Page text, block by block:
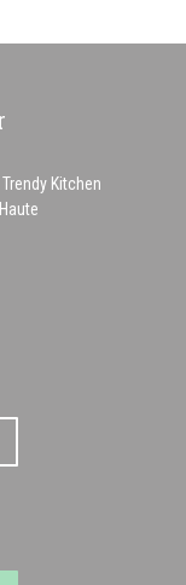
Kitchen
une nouvelle fenêtre))
((ouvre une nouvelle